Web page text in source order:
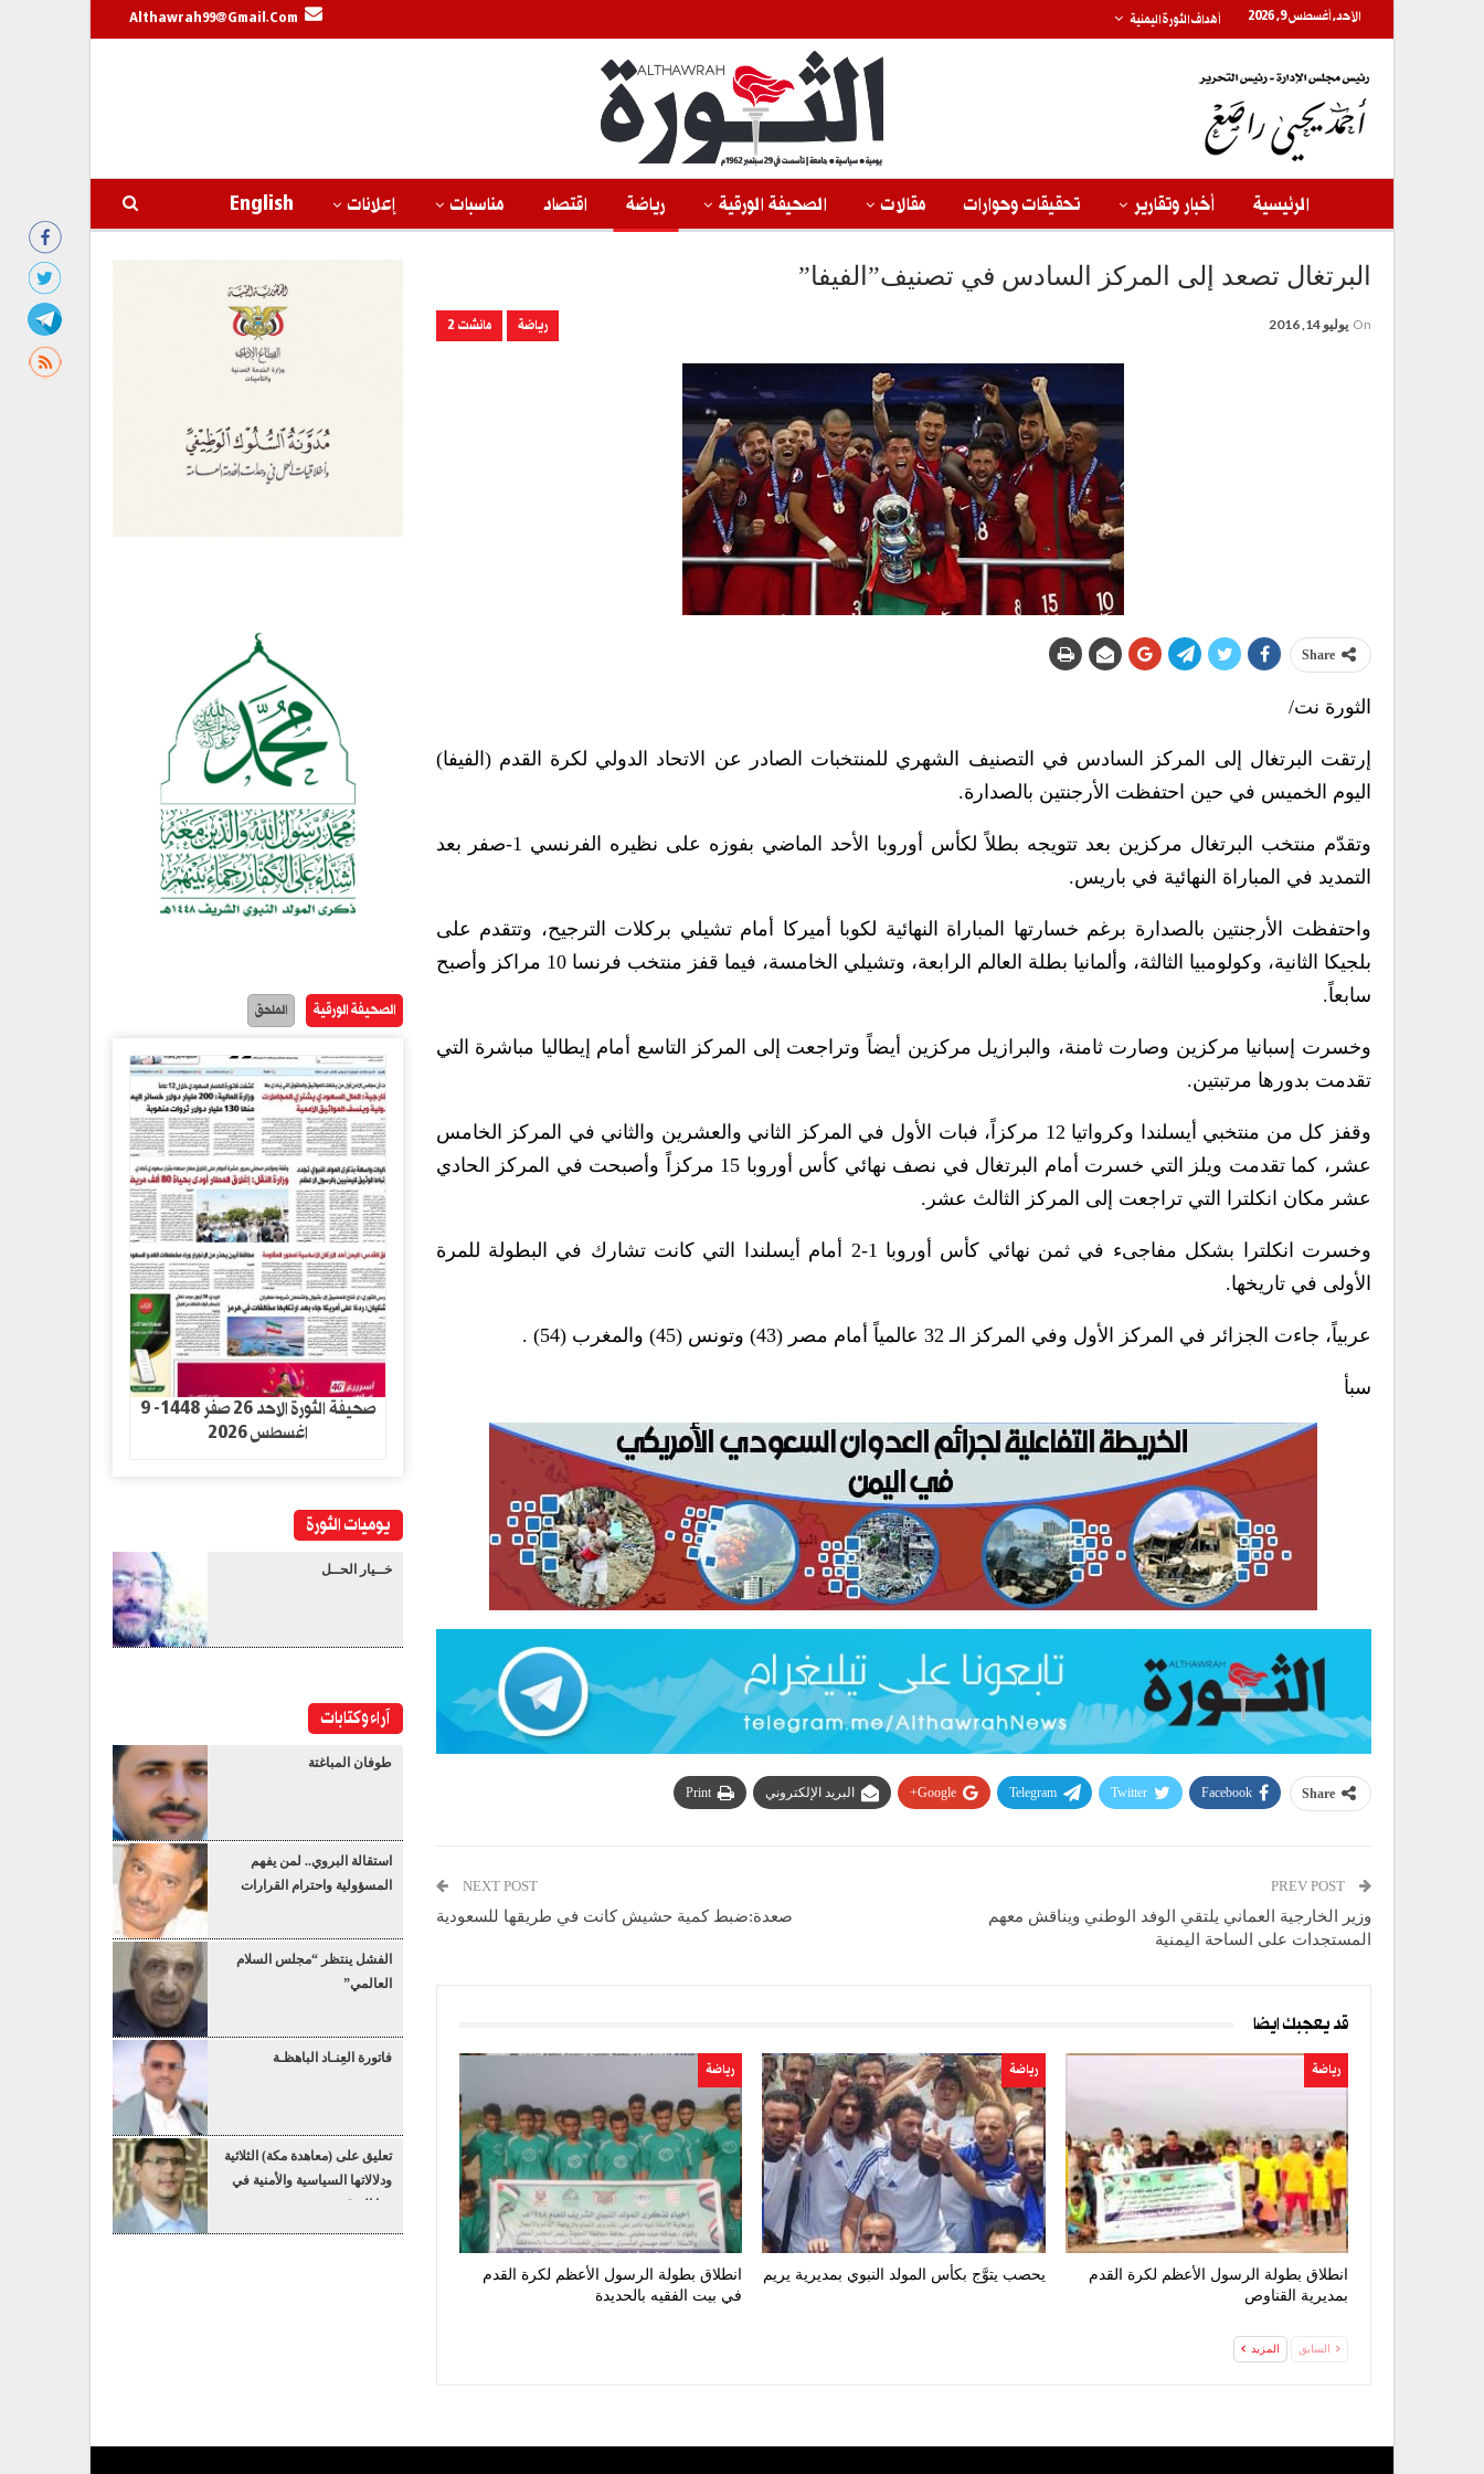
الأحد, أغسطس 9, 2026 أهداف الثورة اليمنية Althawrah99@gmail.com
الرئيسية أخبار وتقارير تحقيقات وحوارات مقالات الصحيفة الورقية رياضة اقتصاد مناسبات إعلانات English
البرتغال تصعد إلى المركز السادس في تصنيف”الفيفا”
رياضة مانشت 2 On يوليو 14, 2016
Share
الثورة نت/
إرتقت البرتغال إلى المركز السادس في التصنيف الشهري للمنتخبات الصادر عن الاتحاد الدولي لكرة القدم (الفيفا)
اليوم الخميس في حين احتفظت الأرجنتين بالصدارة.
وتقدّم منتخب البرتغال مركزين بعد تتويجه بطلاً لكأس أوروبا الأحد الماضي بفوزه على نظيره الفرنسي 1-صفر بعد
التمديد في المباراة النهائية في باريس.
واحتفظت الأرجنتين بالصدارة برغم خسارتها المباراة النهائية لكوبا أميركا أمام تشيلي بركلات الترجيح، وتتقدم على
بلجيكا الثانية، وكولومبيا الثالثة، وألمانيا بطلة العالم الرابعة، وتشيلي الخامسة، فيما قفز منتخب فرنسا 10 مراكز وأصبح
سابعاً.
وخسرت إسبانيا مركزين وصارت ثامنة، والبرازيل مركزين أيضاً وتراجعت إلى المركز التاسع أمام إيطاليا مباشرة التي
تقدمت بدورها مرتبتين.
وقفز كل من منتخبي أيسلندا وكرواتيا 12 مركزاً، فبات الأول في المركز الثاني والعشرين والثاني في المركز الخامس
عشر، كما تقدمت ويلز التي خسرت أمام البرتغال في نصف نهائي كأس أوروبا 15 مركزاً وأصبحت في المركز الحادي
عشر مكان انكلترا التي تراجعت إلى المركز الثالث عشر.
وخسرت انكلترا بشكل مفاجىء في ثمن نهائي كأس أوروبا 1-2 أمام أيسلندا التي كانت تشارك في البطولة للمرة
الأولى في تاريخها.
عربياً، جاءت الجزائر في المركز الأول وفي المركز الـ 32 عالمياً أمام مصر (43) وتونس (45) والمغرب (54) .
سبأ
Share
Facebook
Twitter
Telegram
Google+ البريد الإلكتروني Print
وزير الخارجية العماني يلتقي الوفد الوطني ويناقش معهم
المستجدات على الساحة اليمنية
NEXT POST
صعدة:ضبط كمية حشيش كانت في طريقها للسعودية
قد يعجبك ايضا
رياضة
انطلاق بطولة الرسول الأعظم لكرة القدم
بمديرية القناوص
رياضة
يحصب يتوَّج بكأس المولد النبوي بمديرية يريم
رياضة
انطلاق بطولة الرسول الأعظم لكرة القدم
في بيت الفقيه بالحديدة
السابق المزيد
الصحيفة الورقية الملحق
صحيفة الثورة الاحد 26 صفر 1448- 9
اغسطس 2026
يوميات الثورة
خــيار الحــل
آراء وكتابات
طوفان المباغتة
استقالة البروي.. لمن يفهم
المسؤولية واحترام القرارات
الفشل ينتظر “مجلس السلام
العالمي”
فاتورة العِنـاد الباهظـة
تعليق على (معاهدة مكة) الثلاثية
ودلالاتها السياسية والأمنية في
هذا التوقيت